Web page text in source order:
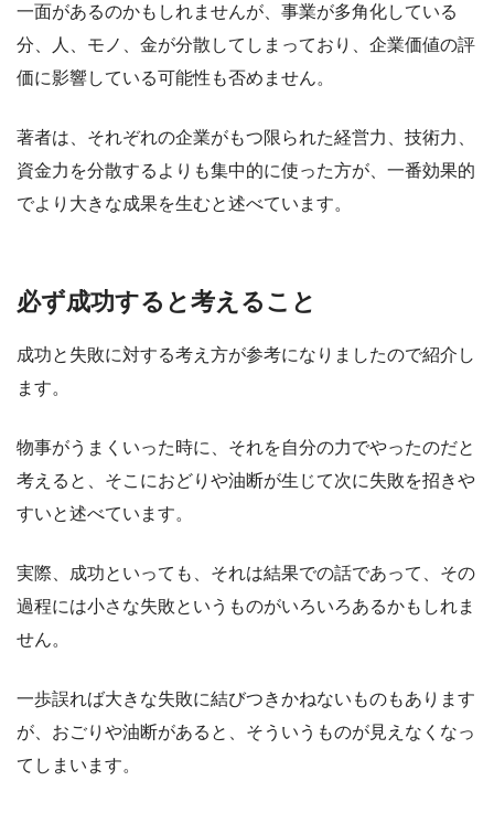
一面があるのかもしれませんが、事業が多角化している
分、人、モノ、金が分散してしまっており、企業価値の評
価に影響している可能性も否めません。
著者は、それぞれの企業がもつ限られた経営力、技術力、
資金力を分散するよりも集中的に使った方が、一番効果的
でより大きな成果を生むと述べています。
必ず成功すると考えること
成功と失敗に対する考え方が参考になりましたので紹介し
ます。
物事がうまくいった時に、それを自分の力でやったのだと
考えると、そこにおどりや油断が生じて次に失敗を招きや
すいと述べています。
実際、成功といっても、それは結果での話であって、その
過程には小さな失敗というものがいろいろあるかもしれま
せん。
一歩誤れば大きな失敗に結びつきかねないものもあります
が、おごりや油断があると、そういうものが見えなくなっ
てしまいます。